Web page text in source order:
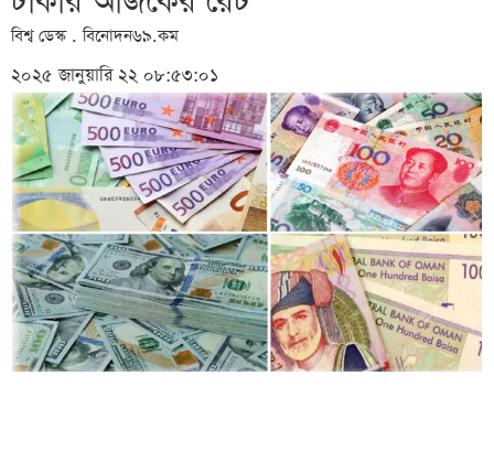
বিশ্ব ডেস্ক . বিনোদন৬৯.কম
২০২৫ জানুয়ারি ২২ ০৮:৫৩:০১